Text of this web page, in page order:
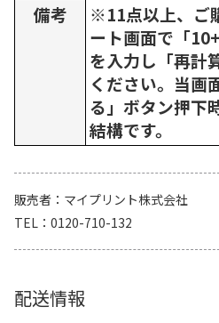
備考
※11点以上、ご
ート画面で「
を入力し「再計
ください。当画
る」ボタン押下
結構です。
販売者
マイプリント株式会社
TEL
0120-710-132
配送情報